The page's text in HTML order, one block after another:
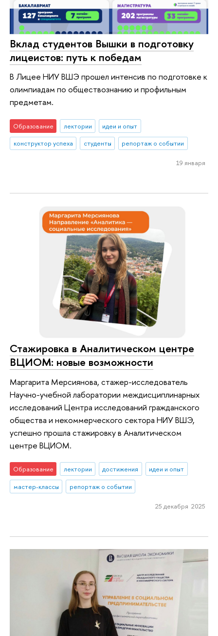
Вклад студентов Вышки в подготовку
лицеистов: путь к победам
В Лицее НИУ ВШЭ прошел интенсив по подготовке к
олимпиадам по обществознанию и профильным
предметам.
Образование лектории
идеи и опыт
конструктор успеха
студенты репортаж о событии
19 января
Стажировка в Аналитическом центре
ВЦИОМ: новые возможности
Маргарита Мерсиянова, стажер-исследователь
Научно-учебной лаборатории междисциплинарных
исследований Центра исследований гражданского
общества и некоммерческого сектора НИУ ВШЭ,
успешно прошла стажировку в Аналитическом
центре ВЦИОМ.
Образование лектории достижения
идеи и опыт
мастер-классы
репортаж о событии
25 декабря 2025